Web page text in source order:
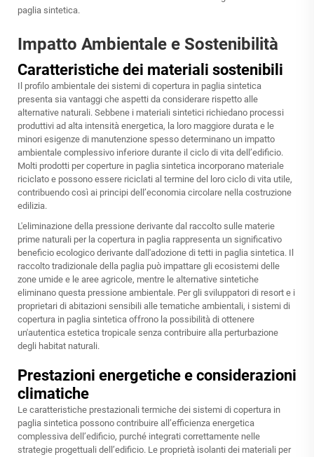
paglia sintetica.
Impatto Ambientale e Sostenibilità
Caratteristiche dei materiali sostenibili
Il profilo ambientale dei sistemi di copertura in paglia sintetica
presenta sia vantaggi che aspetti da considerare rispetto alle
alternative naturali. Sebbene i materiali sintetici richiedano processi
produttivi ad alta intensità energetica, la loro maggiore durata e le
minori esigenze di manutenzione spesso determinano un impatto
ambientale complessivo inferiore durante il ciclo di vita dell’edificio.
Molti prodotti per coperture in paglia sintetica incorporano materiale
riciclato e possono essere riciclati al termine del loro ciclo di vita utile,
contribuendo così ai principi dell’economia circolare nella costruzione
edilizia.
L'eliminazione della pressione derivante dal raccolto sulle materie
prime naturali per la copertura in paglia rappresenta un significativo
beneficio ecologico derivante dall'adozione di tetti in paglia sintetica. Il
raccolto tradizionale della paglia può impattare gli ecosistemi delle
zone umide e le aree agricole, mentre le alternative sintetiche
eliminano questa pressione ambientale. Per gli sviluppatori di resort e i
proprietari di abitazioni sensibili alle tematiche ambientali, i sistemi di
copertura in paglia sintetica offrono la possibilità di ottenere
un'autentica estetica tropicale senza contribuire alla perturbazione
degli habitat naturali.
Prestazioni energetiche e considerazioni
climatiche
Le caratteristiche prestazionali termiche dei sistemi di copertura in
paglia sintetica possono contribuire all’efficienza energetica
complessiva dell’edificio, purché integrati correttamente nelle
strategie progettuali dell’edificio. Le proprietà isolanti dei materiali per